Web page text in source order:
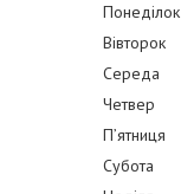
Понеділок
Вівторок
Середа
Четвер
Пʼятниця
Субота